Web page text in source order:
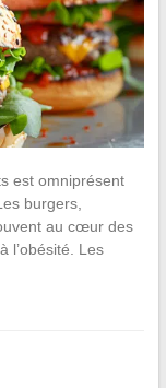
est omniprésent
burgers,
au cœur des
l’obésité. Les